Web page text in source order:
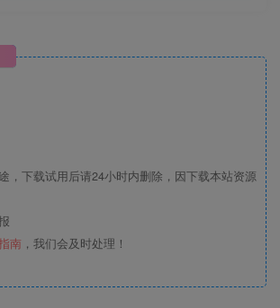
，下载试用后请24小时内删除，因下载本站资源
南 ，我们会及时处理！